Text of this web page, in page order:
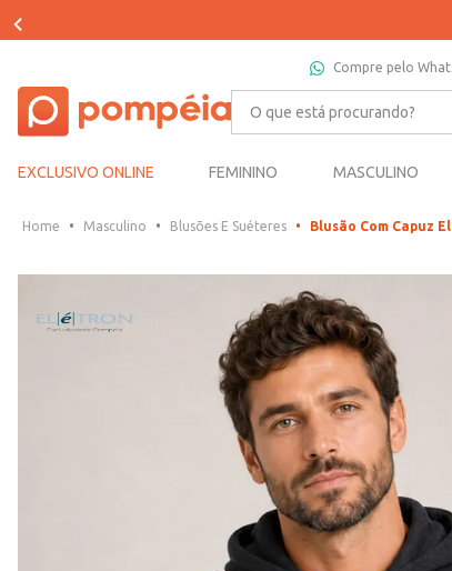
Compre pelo
O que está procurando?
EXCLUSIVO ONLINE FEMININO MASCULINO
Masculino Blusões E Suéteres Blusão Com Capuz